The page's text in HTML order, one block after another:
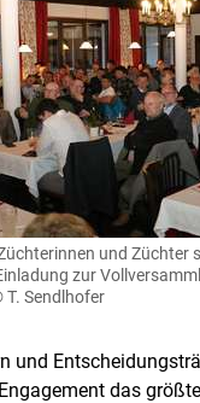
und Züchter
zur
T. Sendlhofer
und
das